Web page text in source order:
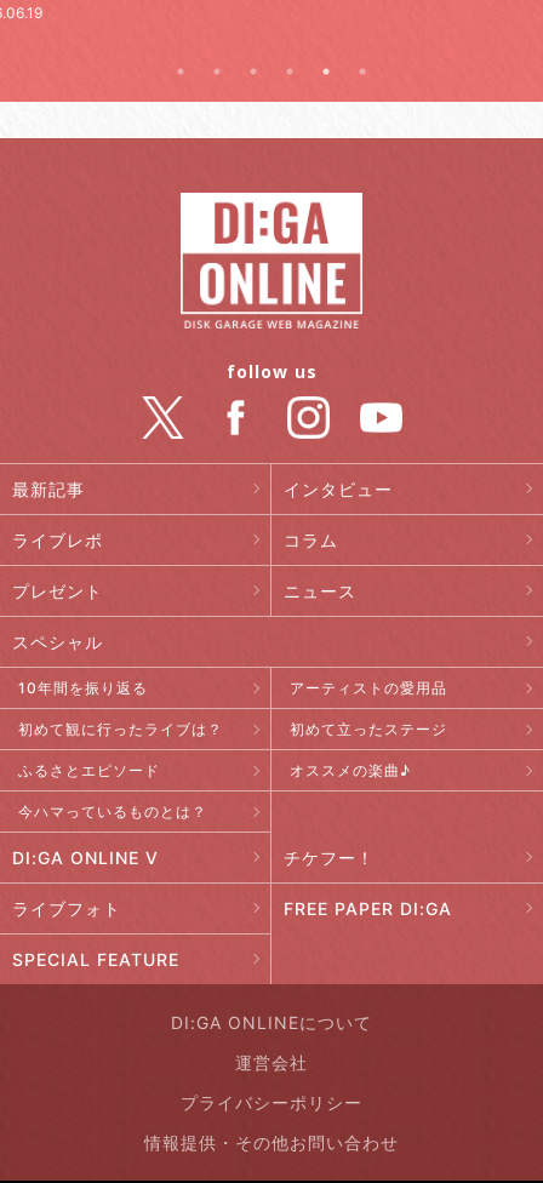
最新記事 インタビュー
ライブレポ コラム
プレゼント ニュース
スペシャル
10年間を振り返る アーティストの愛用品
初めて観に行ったライブは？ 初めて立ったステージ
ふるさとエピソード オススメの楽曲♪
今ハマっているものとは？
DI:GA ONLINE V チケフー！
ライブフォト FREE PAPER DI:GA
SPECIAL FEATURE
follow us
DI:GA ONLINEについて
運営会社
プライバシーポリシー
情報提供・その他お問い合わせ